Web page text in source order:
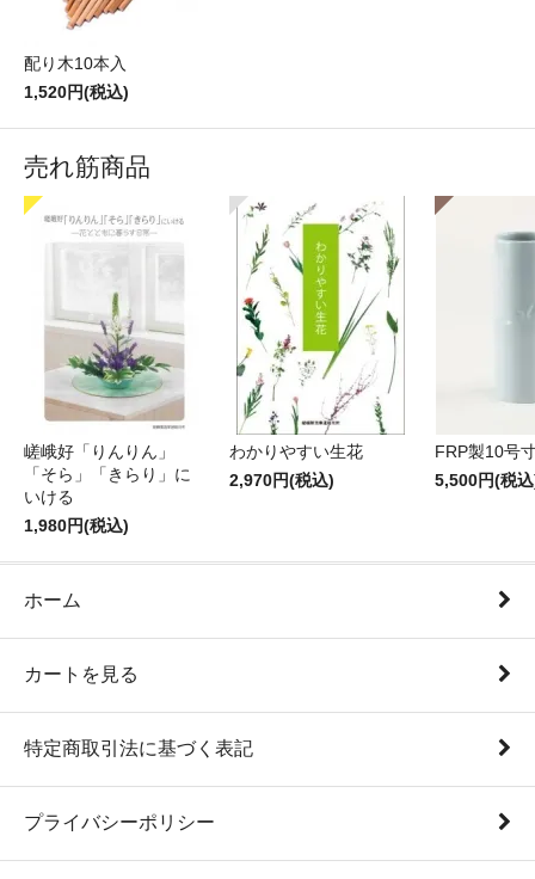
配り木10本入
1,520円(税込)
売れ筋商品
嵯峨好「りんりん」
「そら」「きらり」に
いける
1,980円(税込)
わかりやすい生花
2,970円(税込)
FRP製10号
5,500円(税
ホーム
カートを見る
特定商取引法に基づく表記
プライバシーポリシー